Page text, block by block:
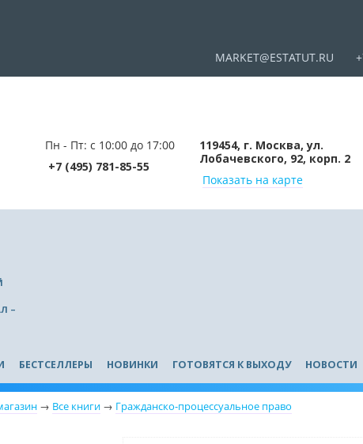
MARKET@ESTATUT.RU
Пн - Пт: с 10:00 до 17:00
+7 (495) 781-85-55
119454, г. Москва, ул.
Лобачевского, 92, корп. 2
Показать на карте
–
БЕСТСЕЛЛЕРЫ НОВИНКИ ГОТОВЯТСЯ К ВЫХОДУ НОВОСТИ
→ Все книги → Гражданско-процессуальное право